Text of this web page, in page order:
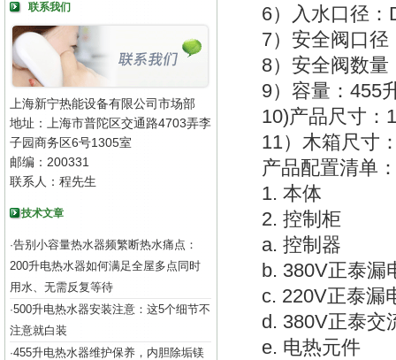
联系我们
上海新宁热能设备有限公司市场部
地址：上海市普陀区交通路4703弄李
子园商务区6号1305室
邮编：200331
联系人：程先生
技术文章
·告别小容量热水器频繁断热水痛点：
200升电热水器如何满足全屋多点同时
用水、无需反复等待
·500升电热水器安装注意：这5个细节不
注意就白装
·455升电热水器维护保养，内胆除垢镁
6）入水口径：
7）安全阀口径
8）安全阀数量
9）容量：455
10)产品尺寸：
11）木箱尺寸
产品配置清单
1. 本体
2. 控制柜
a. 控制器
b. 380V正泰漏
c. 220V正泰漏
d. 380V正泰交
e. 电热元件